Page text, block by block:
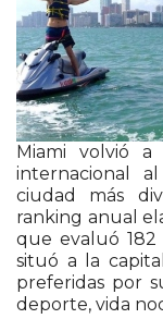
Miami volvió
internacional
ciudad más
ranking anual
que evaluó 182
situó a la
preferidas por
deporte, vida